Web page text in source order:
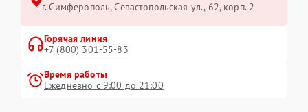
г. Симферополь, Севастопольская ул., 62, корп. 2
Горячая линия
+7 (800) 301-55-83
Время работы
Ежедневно с 9:00 до 21:00